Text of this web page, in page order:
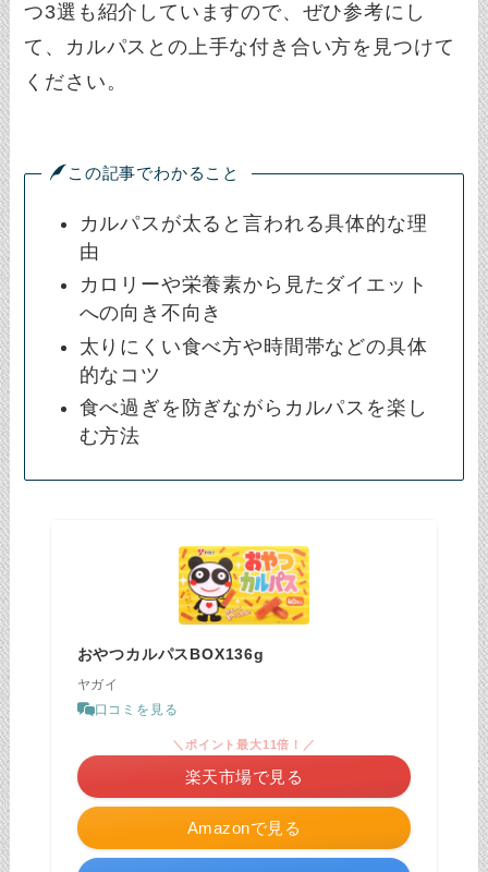
つ3選も紹介していますので、ぜひ参考にし
て、カルパスとの上手な付き合い方を見つけて
ください。
この記事でわかること
カルパスが太ると言われる具体的な理
由
カロリーや栄養素から見たダイエット
への向き不向き
太りにくい食べ方や時間帯などの具体
的なコツ
食べ過ぎを防ぎながらカルパスを楽し
む方法
おやつカルパスBOX136g
ヤガイ
口コミを見る
Amazonで見る
＼ポイント最大11倍！／
楽天市場で見る